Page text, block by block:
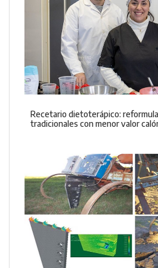
Recetario dietoterápico:
tradicionales con menor valor